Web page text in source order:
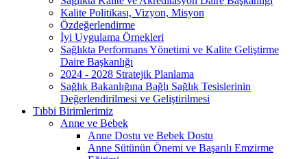
Kalite Politikası, Vizyon, Misyon
Özdeğerlendirme
İyi Uygulama Örnekleri
Sağlıkta Performans Yönetimi ve Kalite Geliştirme
Daire Başkanlığı
2024 - 2028 Stratejik Planlama
Sağlık Bakanlığına Bağlı Sağlık Tesislerinin
Değerlendirilmesi ve Geliştirilmesi
Tıbbi Birimlerimiz
Anne ve Bebek
Anne Dostu ve Bebek Dostu
Anne Sütünün Önemi ve Başarılı Emzirme